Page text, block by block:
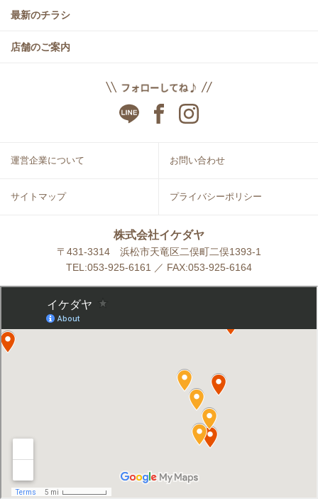
最新のチラシ
店舗のご案内
運営企業について お問い合わせ
サイトマップ プライバシーポリシー
株式会社イケダヤ
〒431-3314 浜松市天竜区二俣町二俣1393-1
TEL:053-925-6161 ／ FAX:053-925-6164